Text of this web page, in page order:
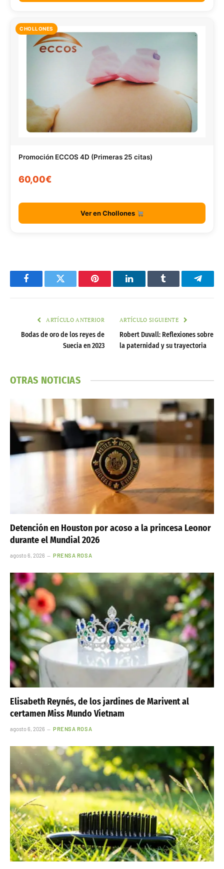
CHOLLONES
Promoción ECCOS 4D (Primeras 25 citas)
60,00€
Ver en Chollones
FacebookTwitter Pinterest LinkedInTumblr
ARTÍCULO ANTERIOR
Bodas de oro de los reyes de
Suecia en 2023
ARTÍCULO SIGUIENTE
Robert Duvall: Reflexiones sobre
la paternidad y su trayectoria
OTRAS NOTICIAS
Detención en Houston por acoso a la princesa Leonor
durante el Mundial 2026
agosto 6, 2026 PRENSA ROSA
Elisabeth Reynés, de los jardines de Marivent al
certamen Miss Mundo Vietnam
agosto 6, 2026 PRENSA ROSA